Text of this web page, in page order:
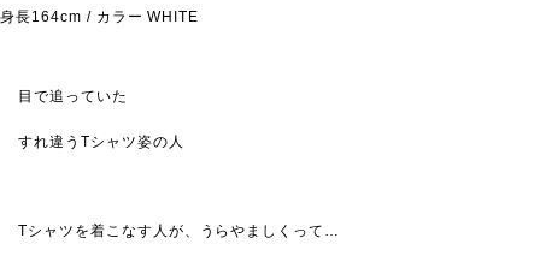
身長164cm / カラー WHITE
目で追っていた
すれ違うTシャツ姿の人
Tシャツを着こなす人が、うらやましくって…